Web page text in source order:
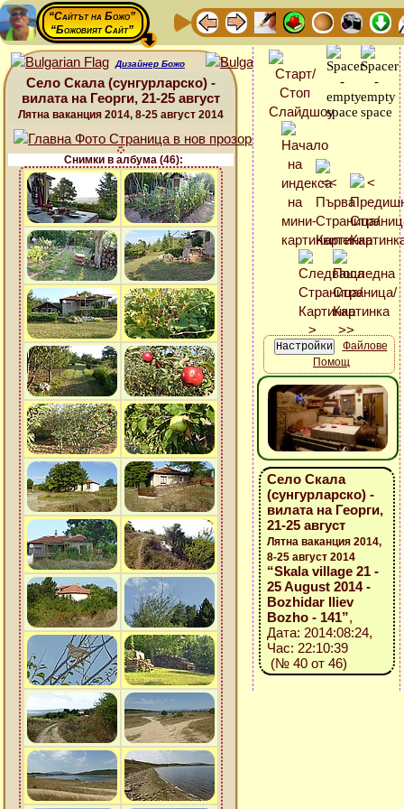
“Сайтът на Божо”
“Божовият Сайт”
Дизайнер Божо
Село Скала (сунгурларско) -
вилата на Георги, 21-25 август
Лятна ваканция 2014, 8-25 август 2014
Снимки в албума (46):
Файлове
Помощ
Село Скала
(сунгурларско) -
вилата на Георги,
21-25 август
Лятна ваканция 2014,
8-25 август 2014
“Skala village 21 -
25 August 2014 -
Bozhidar Iliev
Bozho - 141”,
Дата: 2014:08:24,
Час: 22:10:39
(№ 40 от 46)